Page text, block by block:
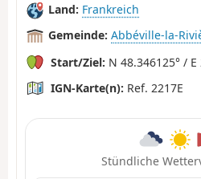
Land: Frankreich
Gemeinde: Abbéville-la-
Start/Ziel: N 48.346125° / E
IGN-Karte(n): Ref. 2217E
Stündliche